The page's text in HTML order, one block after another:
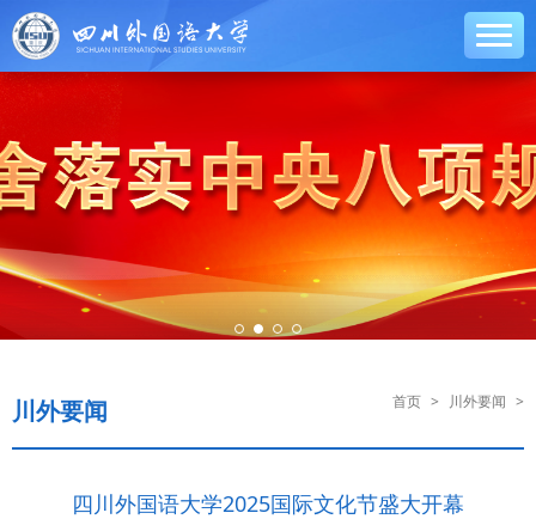
川外要闻 首页 > 川外要闻 >
四川外国语大学2025国际文化节盛大开幕